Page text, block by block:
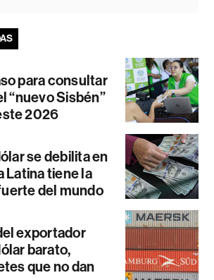
para consultar
“nuevo Sisbén”
2026
se debilita en
Latina tiene la
del mundo
exportador
barato,
que no dan